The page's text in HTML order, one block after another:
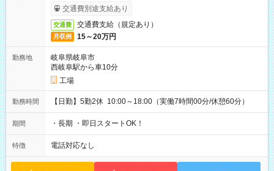
交通費別途支給あり
交通費 交通費支給（規定あり）
月収例 15～20万円
勤務地
岐阜県岐阜市
西岐阜駅から車10分
工場
勤務時間 【日勤】5勤2休 10:00～18:00（実働7時間00分/休憩60分）
期間 ・長期 ・即日スタートOK！
特徴 電話対応なし